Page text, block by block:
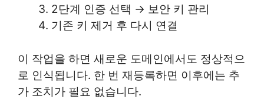
2단계 인증 선택 → 보안 키 관리
기존 키 제거 후 다시 연결
이 작업을 하면 새로운 도메인에서도 정상적으
로 인식됩니다. 한 번 재등록하면 이후에는 추
가 조치가 필요 없습니다.